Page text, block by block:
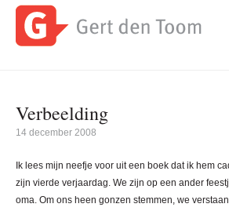
Door
Spring
den
Toom
bezig?
Verbeelding
14 december 2008
Ik lees mijn neefje voor uit een boek dat ik hem
zijn vierde verjaardag. We zijn op een ander
oma. Om ons heen gonzen stemmen, we